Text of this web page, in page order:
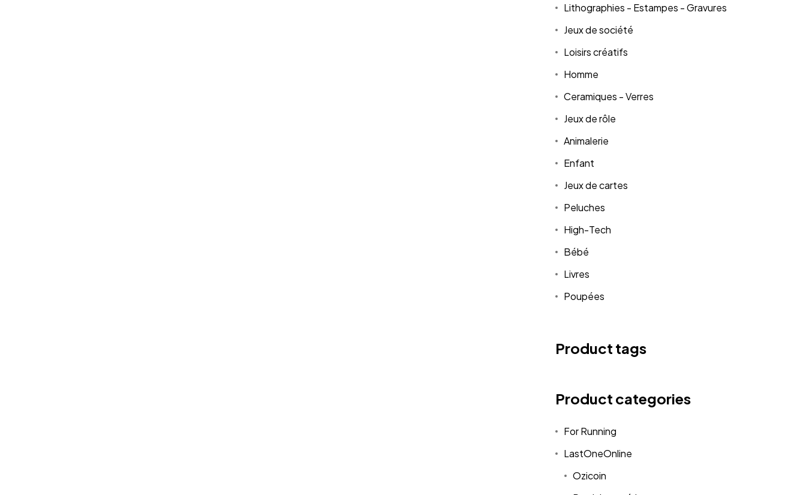
Lithographies - Estampes - Gravures
Jeux de société
Loisirs créatifs
Homme
Ceramiques - Verres
Jeux de rôle
Animalerie
Enfant
Jeux de cartes
Peluches
High-Tech
Bébé
Livres
Poupées
Product tags
Product categories
For Running
LastOneOnline
Ozicoin